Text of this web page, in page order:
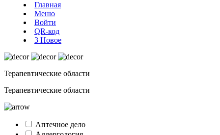
Главная
Меню
Войти
QR-код
3 Новое
Терапевтические области
Терапевтические области
Аптечное дело